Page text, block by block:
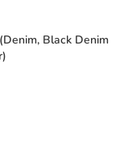
Black Denim